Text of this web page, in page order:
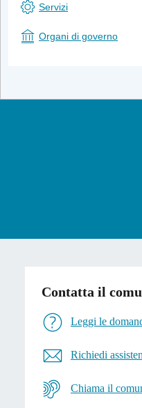
Servizi
Organi di governo
Contatta il
Leggi le
Richiedi
Chiama il